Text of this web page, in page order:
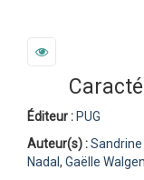
Éditeur : PUG
Auteur(s) :
Nadal , Gaëlle